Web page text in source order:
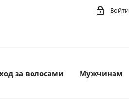
Войти
за волосами Мужчинам